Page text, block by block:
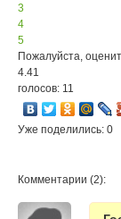
3
4
5
Пожалуйста,
4.41
голосов: 11
Уже поделились: 0
Комментарии (2):